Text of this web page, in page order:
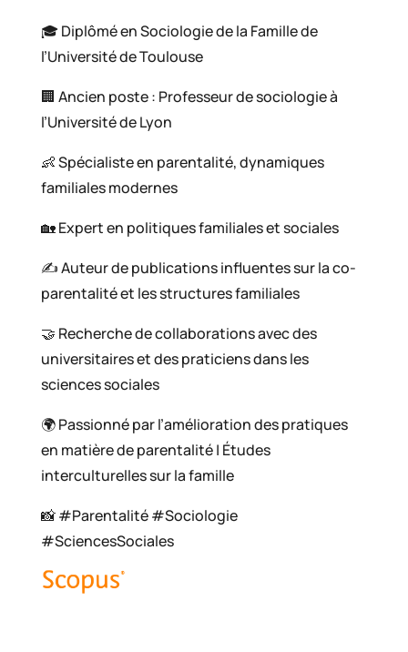
🎓 Diplômé en Sociologie de la Famille de
l’Université de Toulouse
🏢 Ancien poste : Professeur de sociologie à
l’Université de Lyon
👶 Spécialiste en parentalité, dynamiques
familiales modernes
🏡 Expert en politiques familiales et sociales
✍️ Auteur de publications influentes sur la co-
parentalité et les structures familiales
🤝 Recherche de collaborations avec des
universitaires et des praticiens dans les
sciences sociales
🌍 Passionné par l’amélioration des pratiques
en matière de parentalité | Études
interculturelles sur la famille
📸 #Parentalité #Sociologie
#SciencesSociales